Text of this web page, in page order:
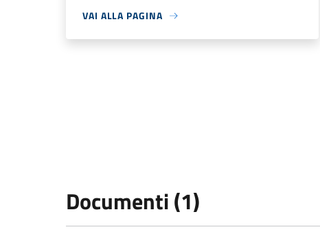
VAI ALLA PAGINA
Documenti (1)